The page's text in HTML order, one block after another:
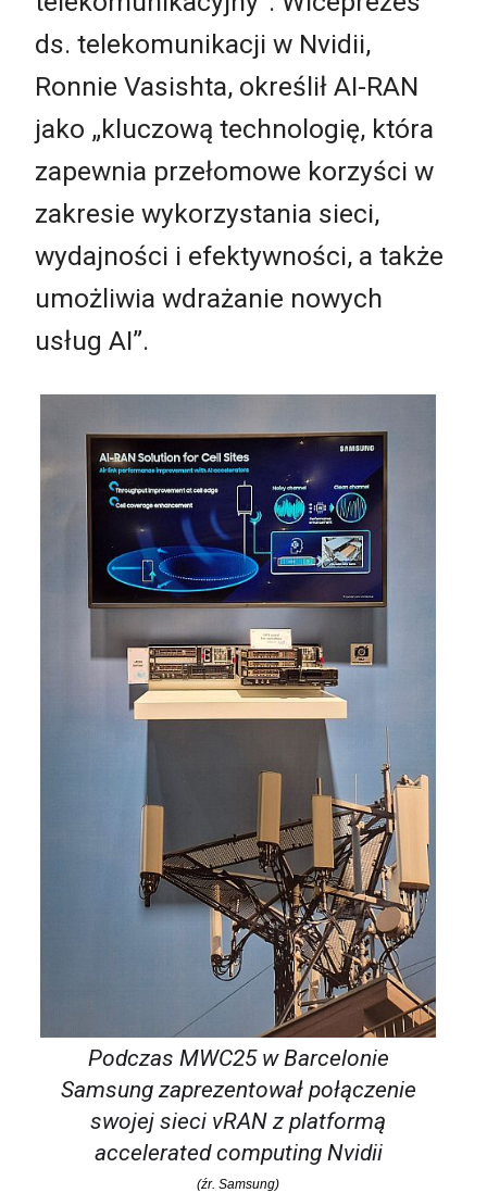
ds. telekomunikacji w Nvidii,
Ronnie Vasishta, określił AI-RAN
jako „kluczową technologię, która
zapewnia przełomowe korzyści w
zakresie wykorzystania sieci,
wydajności i efektywności, a także
umożliwia wdrażanie nowych
usług AI”.
Podczas MWC25 w Barcelonie
Samsung zaprezentował połączenie
swojej sieci vRAN z platformą
accelerated computing Nvidii
(źr. Samsung)